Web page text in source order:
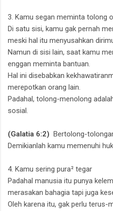
3. Kamu segan meminta tolong
Di satu sisi, kamu gak pernah
meski hal itu menyusahkan
Namun di sisi lain, saat kamu
enggan meminta bantuan.
Hal ini disebabkan
merepotkan orang lain.
Padahal, tolong-menolong
sosial.
(Galatia 6:2) Bertolong-
Demikianlah kamu memenuhi
4. Kamu sering pura² tegar
Padahal manusia itu punya
merasakan bahagia tapi juga
Oleh karena itu, gak perlu terus-